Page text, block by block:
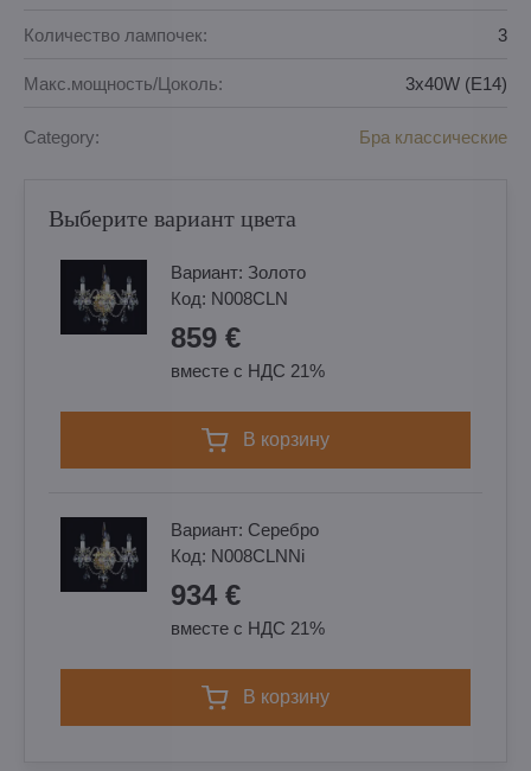
Количество лампочек: 3
Макс.мощность/Цоколь: 3x40W (E14)
Category: Бра классические
Выберите вариант цвета
Вариант: Золотo
Код: N008CLN
859 €
вместе с НДС 21%
в корзину
Вариант: Cеребро
Код: N008CLNNi
934 €
вместе с НДС 21%
в корзину